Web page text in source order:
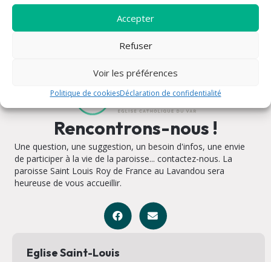
Accepter
Refuser
Voir les préférences
Politique de cookiesDéclaration de confidentialité
Rencontrons-nous !
Une question, une suggestion, un besoin d'infos, une envie
de participer à la vie de la paroisse... contactez-nous. La
paroisse Saint Louis Roy de France au Lavandou sera
heureuse de vous accueillir.
Eglise Saint-Louis